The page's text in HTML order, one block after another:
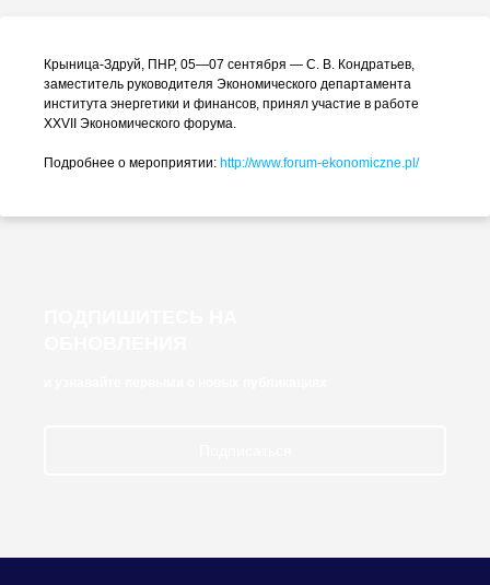
Крыница-Здруй, ПНР, 05—07 сентября — С. В. Кондратьев,
заместитель руководителя Экономического департамента
института энергетики и финансов, принял участие в работе
XXVII Экономического форума.
Подробнее о мероприятии: http://www.forum-ekonomiczne.pl/